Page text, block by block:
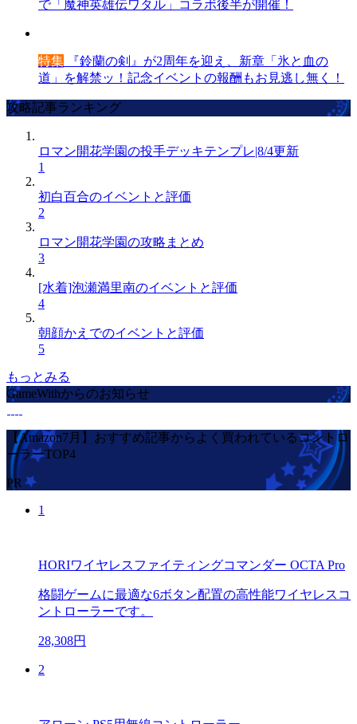
で「魔神英雄伝ワタル」コラボ後半が開催！
特集 『鈴蘭の剣』が2周年を迎え、新章「氷と血の
道」を解禁ッ！記念イベントの報酬もお見逃し無く！
攻略記事ランキング
ロマン開花学園の投手デッキテンプレ|8/4更新
1
初白百合のイベントと評価
2
ロマン開花学園の攻略まとめ
3
[水着]泡瀬満里南のイベントと評価
4
朝顔かえでのイベントと評価
5
もっとみる
GameWithからのお知らせ
【Amazon7月】おすすめ記事からよく買われているコントロ
ーラーTOP4
PR
1
HORIワイヤレスファイティングコマンダー OCTA Pro
格闘ゲームに最適な6ボタン配置の高性能ワイヤレスコ
ントローラーです。
28,308円
2